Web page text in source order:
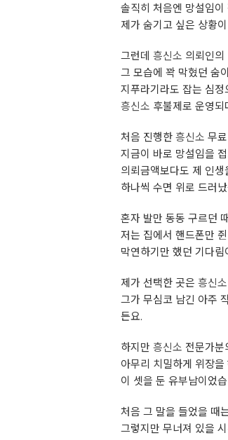
솔직히 처음엔 망설임이
제가 숨기고 싶은 상황
그런데 흥신소 의뢰인
그 모습에 꽉 막혔던 숨
지푸라기라도 잡는 심
흥신소 후불제로 운영
처음 진행한흥신소 무
지금이 바로 망설임을
의뢰금액보다도 제 인
하나씩 수면 위로 드러
혼자 발만 동동 구르던
저는 집에서 핸드폰만
막연하기만 했던 기다
제가 선택한 곳은 흥신소
그가 무심코 남긴 아주
든요.
하지만 흥신소 전문가
아무리 치밀하게 위장
이 셋을 둔 유부남이었
처음 그 말을 들었을 때
그렇지만 무너져 있을